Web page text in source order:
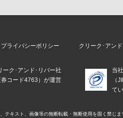
プライバシーポリシー クリーク･アン
ーク･アンド･リバー社
券コード4763）が運営
当
（
て
テキスト、画像等の無断転載・無断使用を固く禁じま